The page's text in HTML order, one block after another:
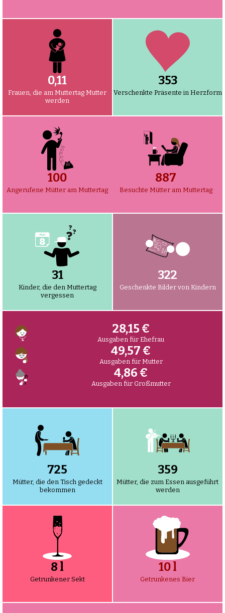
0,12
Frauen, die am Muttertag Mutter
werden
372
Verschenkte Präsente in Herzform
105
Angerufene Mütter am Muttertag
935
Besuchte Mütter am Muttertag
33
Kinder, die den Muttertag
vergessen
340
Geschenkte Bilder von Kindern
29,68 €
Ausgaben für Ehefrau
52,26 €
Ausgaben für Mutter
5,12 €
Ausgaben für Großmutter
765
Mütter, die den Tisch gedeckt
bekommen
378
Mütter, die zum Essen ausgeführt
werden
8 l
Getrunkener Sekt
11 l
Getrunkenes Bier